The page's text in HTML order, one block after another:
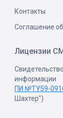
Контакты
Соглашение
Лицензии
информации
ПИ №ТУ59-
Шахтер")